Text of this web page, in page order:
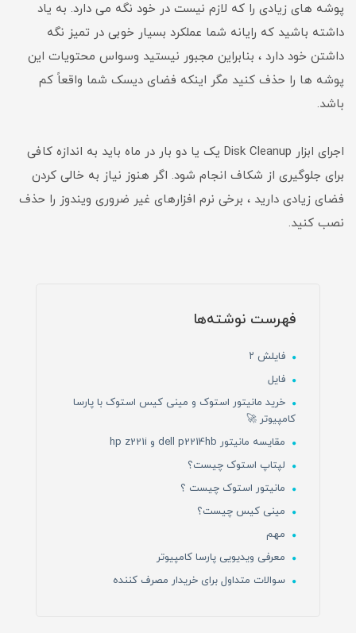
پوشه های زیادی را که لازم نیست در خود نگه می دارد. به یاد
داشته باشید که رایانه شما عملکرد بسیار خوبی در تمیز نگه
داشتن خود دارد ، بنابراین مجبور نیستید وسواس محتویات این
پوشه ها را حذف کنید مگر اینکه فضای دیسک شما واقعاً کم
باشد.
اجرای ابزار Disk Cleanup یک یا دو بار در ماه باید به اندازه کافی
برای جلوگیری از شکاف انجام شود. اگر هنوز نیاز به خالی کردن
فضای زیادی دارید ، برخی نرم افزارهای غیر ضروری ویندوز را حذف
نصب کنید.
فهرست نوشته‌ها
فایلش ۲
فایل
خرید مانیتور استوک و مینی کیس استوک با پارسا
کامپیوتر 🚀
مقایسه مانیتور dell p2214hb و hp z221i
لپتاپ استوک چیست؟
مانیتور استوک چیست ؟
مینی کیس چیست؟
مهم
معرفی ویدیویی پارسا کامپیوتر
سوالات متداول برای خریدار مصرف کننده